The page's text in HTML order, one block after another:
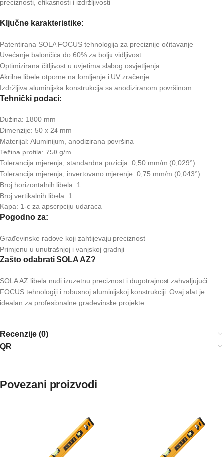
preciznosti, efikasnosti i izdržljivosti.
Ključne karakteristike:
Patentirana SOLA FOCUS tehnologija za preciznije očitavanje
Uvećanje balončića do 60% za bolju vidljivost
Optimizirana čitljivost u uvjetima slabog osvjetljenja
Akrilne libele otporne na lomljenje i UV zračenje
Izdržljiva aluminijska konstrukcija sa anodiziranom površinom
Tehnički podaci:
Dužina: 1800 mm
Dimenzije: 50 x 24 mm
Materijal: Aluminijum, anodizirana površina
Težina profila: 750 g/m
Tolerancija mjerenja, standardna pozicija: 0,50 mm/m (0,029°)
Tolerancija mjerenja, invertovano mjerenje: 0,75 mm/m (0,043°)
Broj horizontalnih libela: 1
Broj vertikalnih libela: 1
Kapa: 1-c za apsorpciju udaraca
Pogodno za:
Građevinske radove koji zahtijevaju preciznost
Primjenu u unutrašnjoj i vanjskoj gradnji
Zašto odabrati SOLA AZ?
SOLA AZ libela nudi izuzetnu preciznost i dugotrajnost zahvaljujući
FOCUS tehnologiji i robusnoj aluminijskoj konstrukciji. Ovaj alat je
idealan za profesionalne građevinske projekte.
Recenzije (0)
QR
Povezani proizvodi